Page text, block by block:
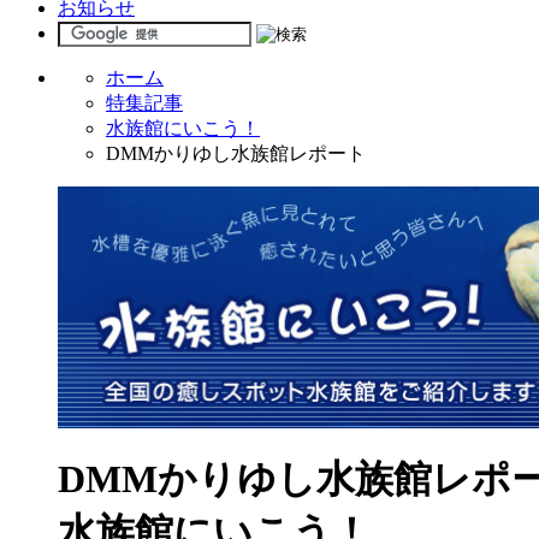
お知らせ
ホーム
特集記事
水族館にいこう！
DMMかりゆし水族館レポート
DMMかりゆし水族館レポ